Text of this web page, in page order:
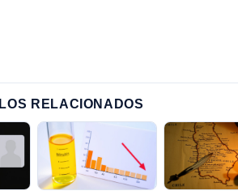
RELACIONADOS